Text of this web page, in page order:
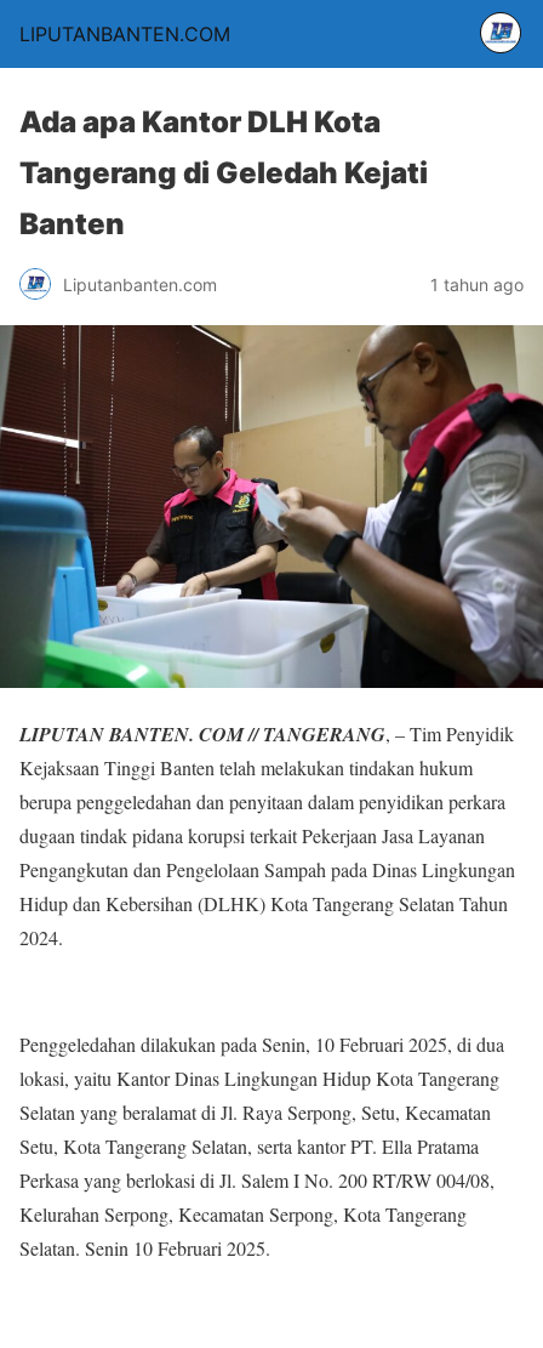
LIPUTANBANTEN.COM
Ada apa Kantor DLH Kota
Tangerang di Geledah Kejati
Banten
Liputanbanten.com 1 tahun ago
LIPUTAN BANTEN. COM // TANGERANG, – Tim Penyidik
Kejaksaan Tinggi Banten telah melakukan tindakan hukum
berupa penggeledahan dan penyitaan dalam penyidikan perkara
dugaan tindak pidana korupsi terkait Pekerjaan Jasa Layanan
Pengangkutan dan Pengelolaan Sampah pada Dinas Lingkungan
Hidup dan Kebersihan (DLHK) Kota Tangerang Selatan Tahun
2024.
Penggeledahan dilakukan pada Senin, 10 Februari 2025, di dua
lokasi, yaitu Kantor Dinas Lingkungan Hidup Kota Tangerang
Selatan yang beralamat di Jl. Raya Serpong, Setu, Kecamatan
Setu, Kota Tangerang Selatan, serta kantor PT. Ella Pratama
Perkasa yang berlokasi di Jl. Salem I No. 200 RT/RW 004/08,
Kelurahan Serpong, Kecamatan Serpong, Kota Tangerang
Selatan. Senin 10 Februari 2025.